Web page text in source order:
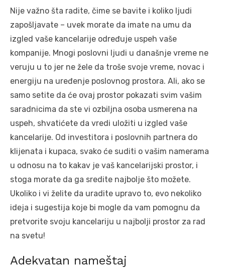
Nije važno šta radite, čime se bavite i koliko ljudi
zapošljavate – uvek morate da imate na umu da
izgled vaše kancelarije određuje uspeh vaše
kompanije. Mnogi poslovni ljudi u današnje vreme ne
veruju u to jer ne žele da troše svoje vreme, novac i
energiju na uređenje poslovnog prostora. Ali, ako se
samo setite da će ovaj prostor pokazati svim vašim
saradnicima da ste vi ozbiljna osoba usmerena na
uspeh, shvatićete da vredi uložiti u izgled vaše
kancelarije. Od investitora i poslovnih partnera do
klijenata i kupaca, svako će suditi o vašim namerama
u odnosu na to kakav je vaš kancelarijski prostor, i
stoga morate da ga sredite najbolje što možete.
Ukoliko i vi želite da uradite upravo to, evo nekoliko
ideja i sugestija koje bi mogle da vam pomognu da
pretvorite svoju kancelariju u najbolji prostor za rad
na svetu!
Adekvatan nameštaj